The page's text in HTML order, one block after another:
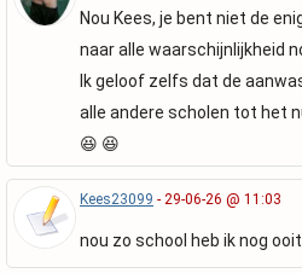
Nou Kees, je bent niet de
naar alle waarschijnlijkheid
Ik geloof zelfs dat de
alle andere scholen tot het
😆 😆
Kees23099 - 29-06-26 @ 11:03
nou zo school heb ik nog